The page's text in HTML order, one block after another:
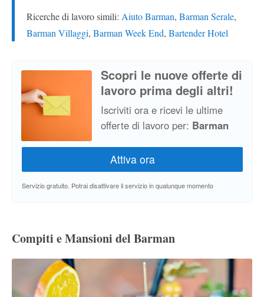
Ricerche di lavoro simili: Aiuto Barman, Barman Serale,
Barman Villaggi, Barman Week End, Bartender Hotel
Scopri le nuove offerte di
lavoro prima degli altri!
Iscriviti ora e ricevi le ultime
offerte di lavoro per: Barman
Servizio gratuito. Potrai disattivare il servizio in qualunque momento
Compiti e Mansioni del Barman